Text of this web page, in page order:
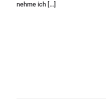
nehme ich […]